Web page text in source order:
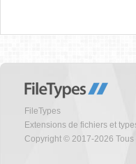
FileTypes
Extensions de fichiers et
Copyright © 2017-2026 Tous